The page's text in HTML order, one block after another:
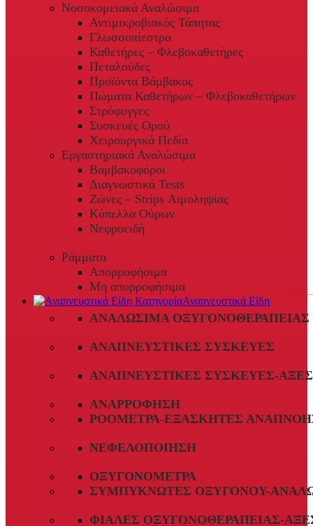
Νοσοκομειακά Αναλώσιμα
Αντιμικροβιακός Τάπητας
Γλωσσοπίεστρα
Καθετήρες – Φλεβοκαθετήρες
Πεταλούδες
Προϊόντα Βάμβακος
Πώματα Καθετήρων – Φλεβοκαθετήρων
Στρόφυγγες
Συσκευές Ορού
Χειρουργικά Πεδία
Εργαστηριακά Αναλώσιμα
Βαμβακοφόροι
Διαγνωστικά Tests
Ζώνες – Strips Αιμοληψίας
Κύπελλα Ούρων
Νεφροειδή
Ράμματα
Απορροφήσιμα
Μη απορροφήσιμα
Αναπνευστικά Είδη
ΑΝΑΛΏΣΙΜΑ ΟΞΥΓΟΝΟΘΕΡΑΠΕΊΑΣ
ΑΝΑΠΝΕΥΣΤΙΚΈΣ ΣΥΣΚΕΥΈΣ
ΑΝΑΠΝΕΥΣΤΙΚΈΣ ΣΥΣΚΕΥΈΣ-
ΑΝΑΡΡΌΦΗΣΗ
ΡΟΌΜΕΤΡΑ-ΕΞΑΣΚΗΤΈΣ
ΝΕΦΕΛΟΠΟΊΗΣΗ
ΟΞΥΓΟΝΌΜΕΤΡΑ
ΣΥΜΠΥΚΝΩΤΈΣ ΟΞΥΓΌΝΟΥ-
ΦΙΆΛΕΣ ΟΞΥΓΟΝΟΘΕΡΑΠΕΊΑΣ-